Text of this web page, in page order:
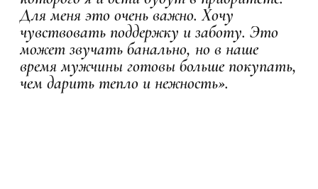
Для меня это очень важно. Хочу
чувствовать поддержку и заботу. Это
может звучать банально, но в наше
время мужчины готовы больше покупать,
чем дарить тепло и нежность».